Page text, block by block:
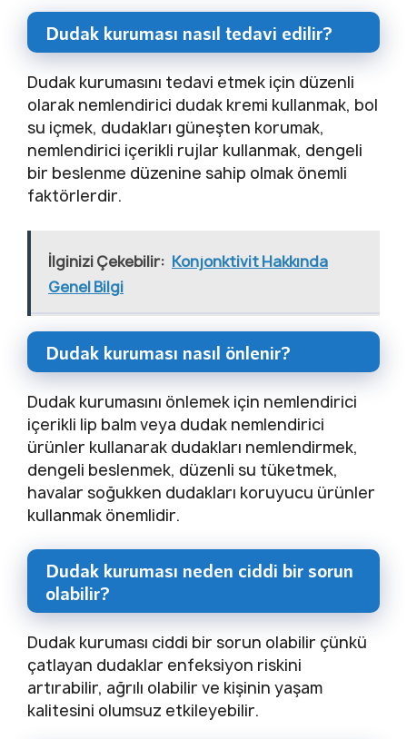
Dudak kuruması nasıl tedavi edilir?
Dudak kurumasını tedavi etmek için düzenli
olarak nemlendirici dudak kremi kullanmak, bol
su içmek, dudakları güneşten korumak,
nemlendirici içerikli rujlar kullanmak, dengeli
bir beslenme düzenine sahip olmak önemli
faktörlerdir.
İlginizi Çekebilir: Konjonktivit Hakkında
Genel Bilgi
Dudak kuruması nasıl önlenir?
Dudak kurumasını önlemek için nemlendirici
içerikli lip balm veya dudak nemlendirici
ürünler kullanarak dudakları nemlendirmek,
dengeli beslenmek, düzenli su tüketmek,
havalar soğukken dudakları koruyucu ürünler
kullanmak önemlidir.
Dudak kuruması neden ciddi bir sorun
olabilir?
Dudak kuruması ciddi bir sorun olabilir çünkü
çatlayan dudaklar enfeksiyon riskini
artırabilir, ağrılı olabilir ve kişinin yaşam
kalitesini olumsuz etkileyebilir.